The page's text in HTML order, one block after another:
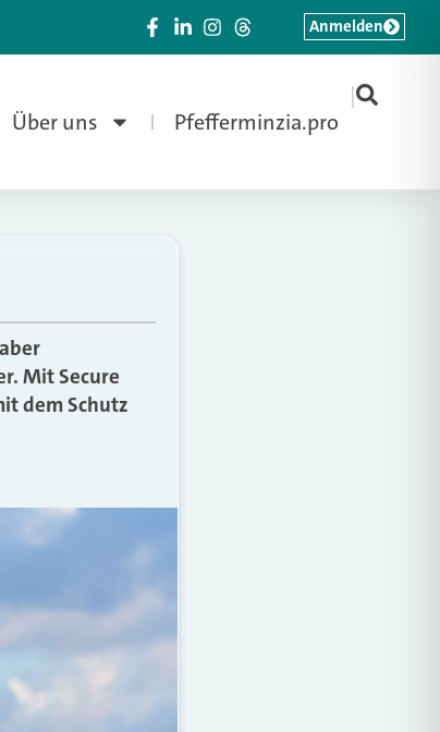
Über uns Pfefferminzia.pro
|
Anmelden
Mit Secure
dem Schutz